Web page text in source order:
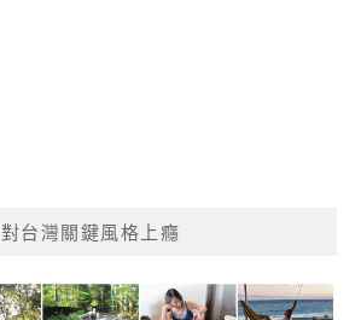
對台灣關鍵風格上癮